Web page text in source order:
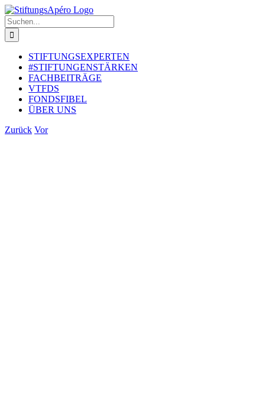
Zum
Inhalt
springen
Suche
nach:
STIFTUNGSEXPERTEN
#STIFTUNGENSTÄRKEN
FACHBEITRÄGE
VTFDS
FONDSFIBEL
ÜBER UNS
Zurück Vor